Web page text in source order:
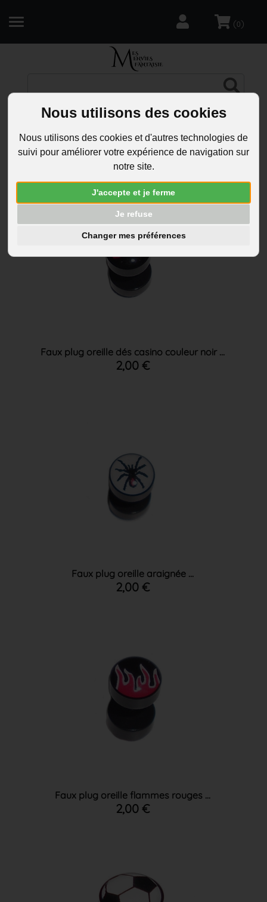
Nous utilisons des cookies
Nous utilisons des cookies et d'autres technologies de
suivi pour améliorer votre expérience de navigation sur
notre site.
J'accepte et je ferme
Je refuse
Changer mes préférences
(0)
Faux plug
Il y a 10 article(s)
Faux plug
Faux plug oreille dés casino couleur noir ...
2,00 €
Faux plug oreille araignée ...
2,00 €
Faux plug oreille flammes rouges ...
2,00 €